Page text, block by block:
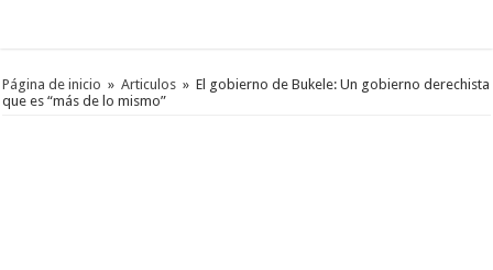
Página de inicio » Articulos » El gobierno de Bukele: Un gobierno derechista
que es “más de lo mismo”